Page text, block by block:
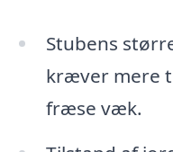
Stubens
kræver mere
fræse væk.